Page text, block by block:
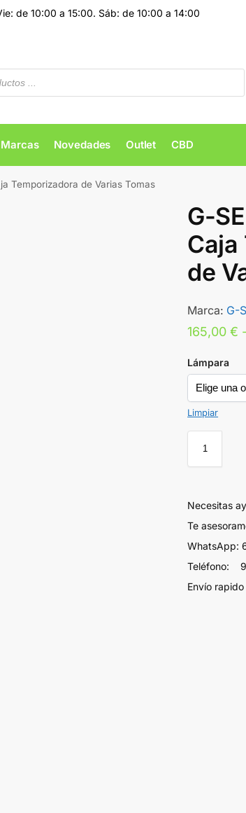
de 10:00 a 15:00. Sáb: de 10:00 a 14:00
Marcas Novedades Outlet CBD
Temporizadora de Varias Tomas
G-
Caja
de
Marca: G-
165,00€ -
Lámpara
Limpiar
Necesitas
Te
WhatsApp:
Teléfono:
Envío